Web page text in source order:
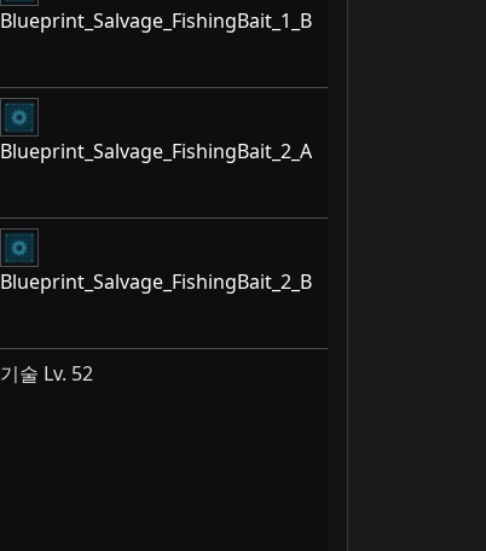
Blueprint_Salvage_FishingBait_1_B
Blueprint_Salvage_FishingBait_2_A
Blueprint_Salvage_FishingBait_2_B
기술 Lv. 52